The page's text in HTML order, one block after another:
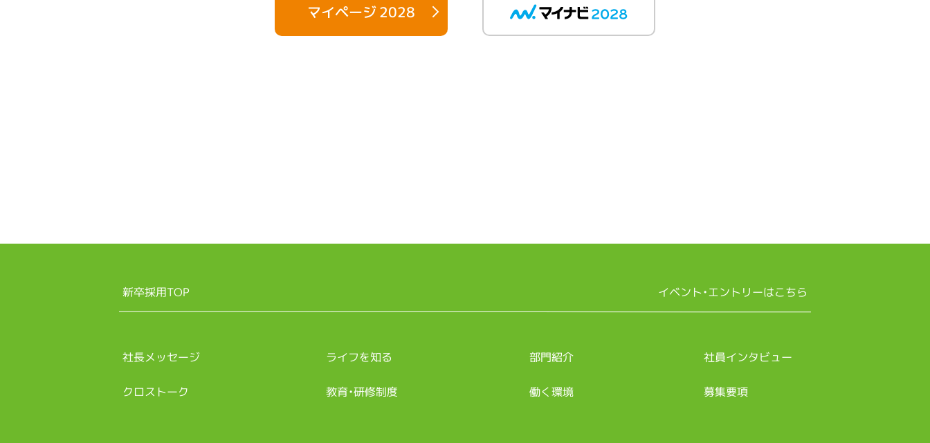
マイページ 2028
イベント・エントリーはこちら
新卒採用TOP
社長メッセージ ライフを知る 部門紹介 社員インタビュー
クロストーク 教育・研修制度 働く環境 募集要項